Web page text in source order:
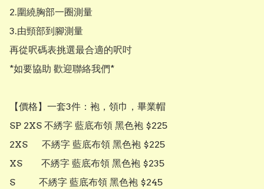
2.圍繞胸部一圈測量
3.由頸部到腳測量
再從呎碼表挑選最合適的呎吋
*如要協助 歡迎聯絡我們*
【價格】一套3件：袍，領巾，畢業帽
SP 2XS 不綉字 藍底布領 黑色袍 $225
2XS      不綉字 藍底布領 黑色袍 $225
XS        不綉字 藍底布領 黑色袍 $235
S          不綉字 藍底布領 黑色袍 $245